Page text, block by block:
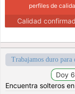
perfiles de
Calidad
Trabajamos duro
Encuentra solteros